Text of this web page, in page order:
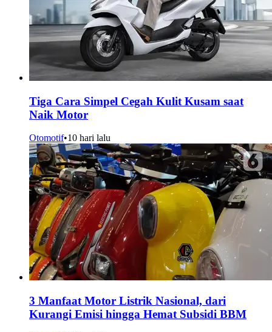
Tiga Cara Simpel Cegah Kulit Kusam saat
Naik Motor
Otomotif•10 hari lalu
3 Manfaat Motor Listrik Nasional, dari
Kurangi Emisi hingga Hemat Subsidi BBM